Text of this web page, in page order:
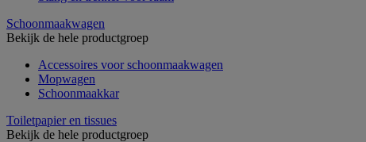
Schoonmaakwagen
Bekijk de hele productgroep
Accessoires voor schoonmaakwagen
Mopwagen
Schoonmaakkar
Toiletpapier en tissues
Bekijk de hele productgroep